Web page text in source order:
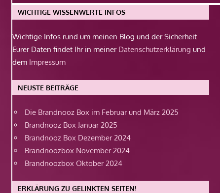
WICHTIGE WISSENWERTE INFOS
Wichtige Infos rund um meinen Blog und der Sicherheit
Eurer Daten findet Ihr in meiner Datenschutzerklärung und
dem Impressum
NEUSTE BEITRÄGE
Die Brandnooz Box im Februar und März 2025
Brandnooz Box Januar 2025
Brandnooz Box Dezember 2024
Brandnoozbox November 2024
Brandnoozbox Oktober 2024
ERKLÄRUNG ZU GELINKTEN SEITEN!